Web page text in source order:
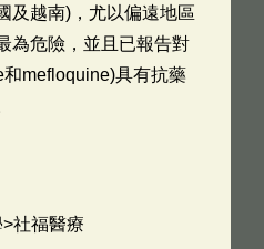
及越南)，尤以偏遠地區
為危險，並且已報告對
mefloquine)具有抗藥
社福醫療